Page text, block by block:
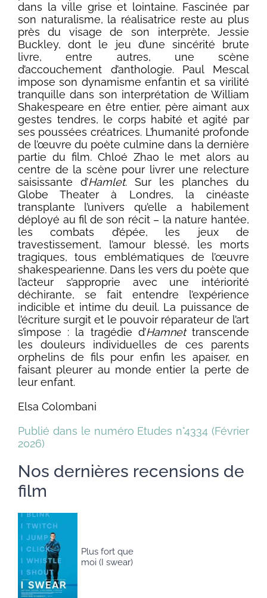
dans la ville grise et lointaine. Fascinée par
son naturalisme, la réalisatrice reste au plus
près du visage de son interprète, Jessie
Buckley, dont le jeu d’une sincérité brute
livre, entre autres, une scène
d’accouchement d’anthologie. Paul Mescal
impose son dynamisme enfantin et sa virilité
tranquille dans son interprétation de William
Shakespeare en être entier, père aimant aux
gestes tendres, le corps habité et agité par
ses poussées créatrices. L’humanité profonde
de l’œuvre du poète culmine dans la dernière
partie du film. Chloé Zhao le met alors au
centre de la scène pour livrer une relecture
saisissante d’Hamlet. Sur les planches du
Globe Theater à Londres, la cinéaste
transplante l’univers qu’elle a habilement
déployé au fil de son récit – la nature hantée,
les combats d’épée, les jeux de
travestissement, l’amour blessé, les morts
tragiques, tous emblématiques de l’œuvre
shakespearienne. Dans les vers du poète que
l’acteur s’approprie avec une intériorité
déchirante, se fait entendre l’expérience
indicible et intime du deuil. La puissance de
l’écriture surgit et le pouvoir réparateur de l’art
s’impose : la tragédie d’Hamnettranscende
les douleurs individuelles de ces parents
orphelins de fils pour enfin les apaiser, en
faisant pleurer au monde entier la perte de
leur enfant.
Elsa Colombani
Publié dans le numéro Etudes n°4334 (Février
2026)
Nos dernières recensions de
film
Plus fort que
moi (I swear)